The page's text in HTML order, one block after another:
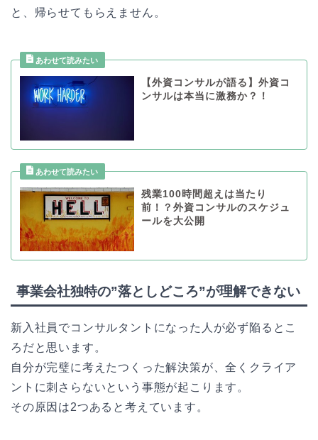
と、帰らせてもらえません。
【外資コンサルが語る】外資コ
ンサルは本当に激務か？！
残業100時間超えは当たり
前！？外資コンサルのスケジュ
ールを大公開
事業会社独特の”落としどころ”が理解できない
新入社員でコンサルタントになった人が必ず陥るとこ
ろだと思います。
自分が完璧に考えたつくった解決策が、全くクライア
ントに刺さらないという事態が起こります。
その原因は2つあると考えています。